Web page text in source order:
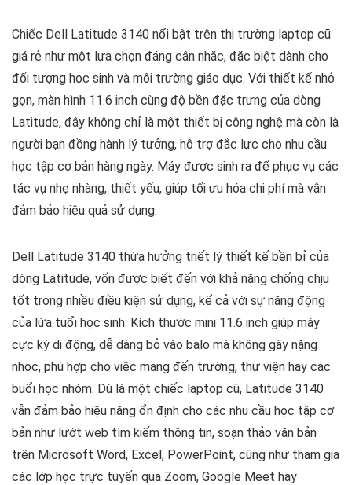
Chiếc Dell Latitude 3140 nổi bật trên thị trường laptop cũ
giá rẻ như một lựa chọn đáng cân nhắc, đặc biệt dành cho
đối tượng học sinh và môi trường giáo dục. Với thiết kế nhỏ
gọn, màn hình 11.6 inch cùng độ bền đặc trưng của dòng
Latitude, đây không chỉ là một thiết bị công nghệ mà còn là
người bạn đồng hành lý tưởng, hỗ trợ đắc lực cho nhu cầu
học tập cơ bản hàng ngày. Máy được sinh ra để phục vụ các
tác vụ nhẹ nhàng, thiết yếu, giúp tối ưu hóa chi phí mà vẫn
đảm bảo hiệu quả sử dụng.
Dell Latitude 3140 thừa hưởng triết lý thiết kế bền bỉ của
dòng Latitude, vốn được biết đến với khả năng chống chịu
tốt trong nhiều điều kiện sử dụng, kể cả với sự năng động
của lứa tuổi học sinh. Kích thước mini 11.6 inch giúp máy
cực kỳ di động, dễ dàng bỏ vào balo mà không gây nặng
nhọc, phù hợp cho việc mang đến trường, thư viện hay các
buổi học nhóm. Dù là một chiếc laptop cũ, Latitude 3140
vẫn đảm bảo hiệu năng ổn định cho các nhu cầu học tập cơ
bản như lướt web tìm kiếm thông tin, soạn thảo văn bản
trên Microsoft Word, Excel, PowerPoint, cũng như tham gia
các lớp học trực tuyến qua Zoom, Google Meet hay